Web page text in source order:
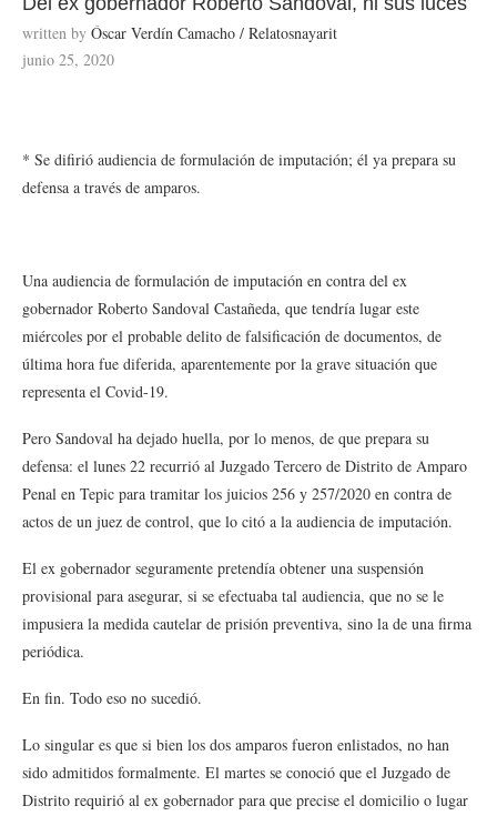
written by Óscar Verdín Camacho / Relatosnayarit
junio 25, 2020
* Se difirió audiencia de formulación de imputación; él ya prepara su
defensa a través de amparos.
Una audiencia de formulación de imputación en contra del ex
gobernador Roberto Sandoval Castañeda, que tendría lugar este
miércoles por el probable delito de falsificación de documentos, de
última hora fue diferida, aparentemente por la grave situación que
representa el Covid-19.
Pero Sandoval ha dejado huella, por lo menos, de que prepara su
defensa: el lunes 22 recurrió al Juzgado Tercero de Distrito de Amparo
Penal en Tepic para tramitar los juicios 256 y 257/2020 en contra de
actos de un juez de control, que lo citó a la audiencia de imputación.
El ex gobernador seguramente pretendía obtener una suspensión
provisional para asegurar, si se efectuaba tal audiencia, que no se le
impusiera la medida cautelar de prisión preventiva, sino la de una firma
periódica.
En fin. Todo eso no sucedió.
Lo singular es que si bien los dos amparos fueron enlistados, no han
sido admitidos formalmente. El martes se conoció que el Juzgado de
Distrito requirió al ex gobernador para que precise el domicilio o lugar